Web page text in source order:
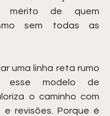
mérito de quem
sem todas as
uma linha reta rumo
esse modelo de
o caminho com
e revisões. Porque é